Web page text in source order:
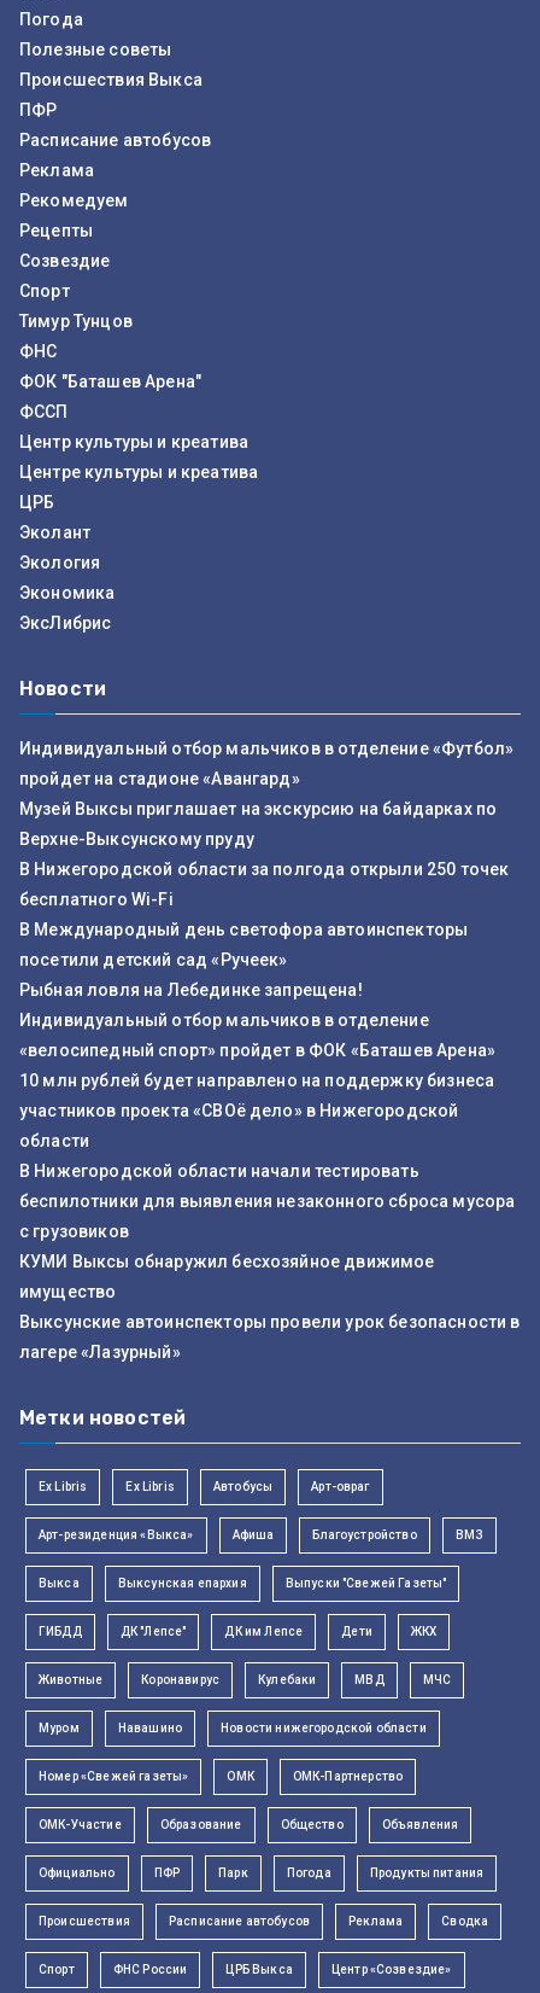
Погода
Полезные советы
Происшествия Выкса
ПФР
Расписание автобусов
Реклама
Рекомедуем
Рецепты
Созвездие
Спорт
Тимур Тунцов
ФНС
ФОК "Баташев Арена"
ФССП
Центр культуры и креатива
Центре культуры и креатива
ЦРБ
Эколант
Экология
Экономика
ЭксЛибрис
Новости
Индивидуальный отбор мальчиков в отделение «Футбол»
пройдет на стадионе «Авангард»
Музей Выксы приглашает на экскурсию на байдарках по
Верхне-Выксунскому пруду
В Нижегородской области за полгода открыли 250 точек
бесплатного Wi-Fi
В Международный день светофора автоинспекторы
посетили детский сад «Ручеек»
Рыбная ловля на Лебединке запрещена!
Индивидуальный отбор мальчиков в отделение
«велосипедный спорт» пройдет в ФОК «Баташев Арена»
10 млн рублей будет направлено на поддержку бизнеса
участников проекта «СВОё дело» в Нижегородской
области
В Нижегородской области начали тестировать
беспилотники для выявления незаконного сброса мусора
с грузовиков
КУМИ Выксы обнаружил бесхозяйное движимое
имущество
Выксунские автоинспекторы провели урок безопасности в
лагере «Лазурный»
Метки новостей
Ex Libris Ex Libris Автобусы Арт-овраг
Арт-резиденция «Выкса» Афиша Благоустройство ВМЗ
Выкса Выксунская епархия Выпуски "Свежей Газеты"
ГИБДД ДК "Лепсе" ДК им Лепсе Дети ЖКХ
Животные Коронавирус Кулебаки МВД МЧС
Муром Навашино Новости нижегородской области
Номер «Свежей газеты» ОМК ОМК-Партнерство
ОМК-Участие Образование Общество Объявления
Официально ПФР Парк Погода Продукты питания
Происшествия Расписание автобусов Реклама Сводка
Спорт ФНС России ЦРБ Выкса Центр «Созвездие»